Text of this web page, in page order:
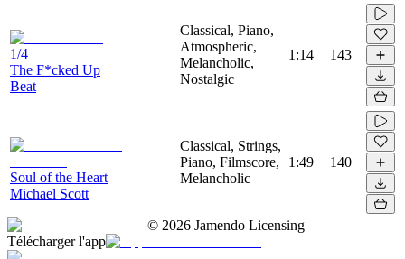
1/4
The F*cked Up
Beat
Classical, Piano,
Atmospheric,
Melancholic,
Nostalgic
1:14 143
Soul of the Heart
Michael Scott
Classical, Strings,
Piano, Filmscore,
Melancholic
1:49 140
© 2026 Jamendo Licensing
Télécharger l'app